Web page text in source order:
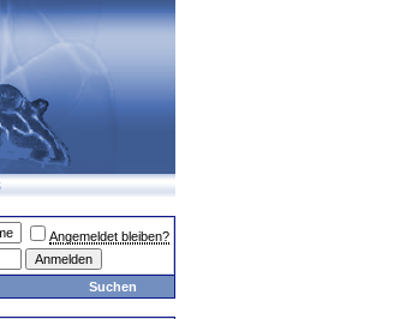
Angemeldet bleiben?
Suchen